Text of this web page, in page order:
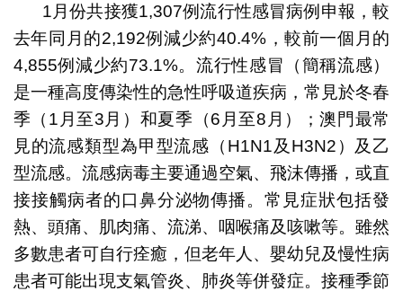
1月份共接獲1,307例流行性感冒病例申報，較
去年同月的2,192例減少約40.4%，較前一個月的
4,855例減少約73.1%。流行性感冒（簡稱流感）
是一種高度傳染性的急性呼吸道疾病，常見於冬春
季（1月至3月）和夏季（6月至8月）；澳門最常
見的流感類型為甲型流感（H1N1及H3N2）及乙
型流感。流感病毒主要通過空氣、飛沫傳播，或直
接接觸病者的口鼻分泌物傳播。常見症狀包括發
熱、頭痛、肌肉痛、流涕、咽喉痛及咳嗽等。雖然
多數患者可自行痊癒，但老年人、嬰幼兒及慢性病
患者可能出現支氣管炎、肺炎等併發症。接種季節